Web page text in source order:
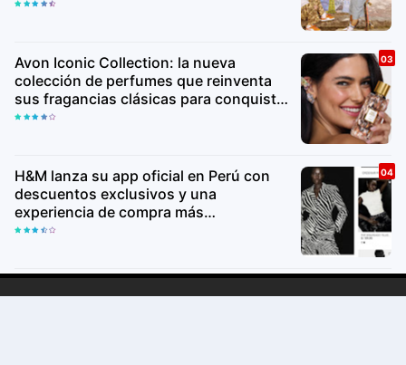
Avon Iconic Collection: la nueva
colección de perfumes que reinventa
sus fragancias clásicas para conquistar
nuevas generaciones
H&M lanza su app oficial en Perú con
descuentos exclusivos y una
experiencia de compra más
personalizada